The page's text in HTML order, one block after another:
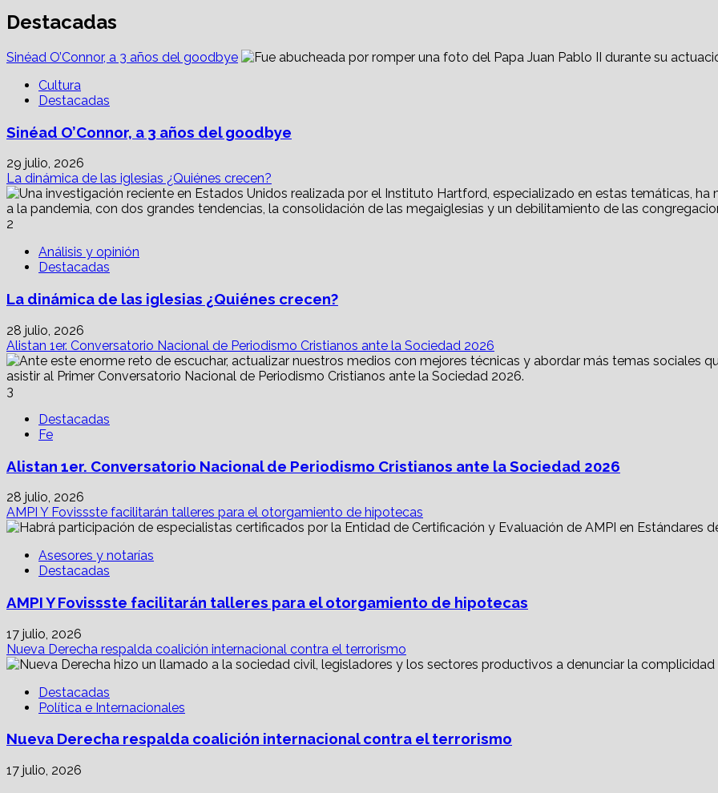
about
Santamarina
Steta:
secundaria
en
transparencia
debe
Destacadas
Sinéad O’Connor, a 3 años del goodbye
Cultura
Destacadas
Sinéad O’Connor, a 3 años del goodbye
29 julio, 2026
La dinámica de las iglesias ¿Quiénes crecen?
2
Análisis y opinión
Destacadas
La dinámica de las iglesias ¿Quiénes crecen?
28 julio, 2026
Alistan 1er. Conversatorio Nacional de Periodismo Cristianos ante la Sociedad 2026
3
Destacadas
Fe
Alistan 1er. Conversatorio Nacional de Periodismo Cristianos ante la Sociedad 2026
28 julio, 2026
AMPI Y Fovissste facilitarán talleres para el otorgamiento de hipotecas
Asesores y notarías
Destacadas
AMPI Y Fovissste facilitarán talleres para el otorgamiento de hipotecas
17 julio, 2026
Nueva Derecha respalda coalición internacional contra el terrorismo
Destacadas
Política e Internacionales
Nueva Derecha respalda coalición internacional contra el terrorismo
17 julio, 2026